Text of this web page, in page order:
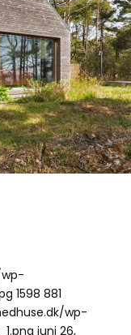
1598 881
wp-
juni 26,